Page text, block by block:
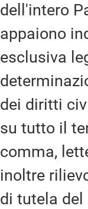
dell'intero
appaiono
esclusiva
dei diritti
su tutto il
comma,
inoltre
di tutela del